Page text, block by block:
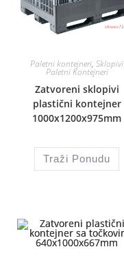
Paletni kontejneri, Sklopivi
Paletni Kontejneri
Zatvoreni sklopivi
plastični kontejner
1000x1200x975mm
Traži Ponudu